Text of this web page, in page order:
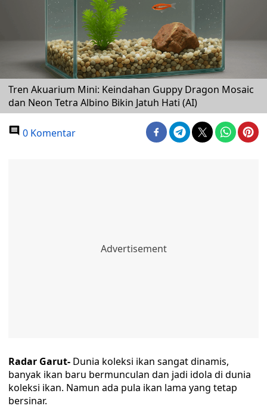
Tren Akuarium Mini: Keindahan Guppy Dragon Mosaic
dan Neon Tetra Albino Bikin Jatuh Hati (AI)
0 Komentar
Radar Garut- Dunia koleksi ikan sangat dinamis,
banyak ikan baru bermunculan dan jadi idola di dunia
koleksi ikan. Namun ada pula ikan lama yang tetap
bersinar.